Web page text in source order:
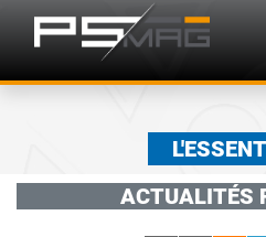
ACTUALITÉS